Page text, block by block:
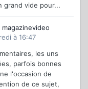
grand vide pour...
à 16:47
les uns
parfois bonnes
l'occasion de
de ce sujet,